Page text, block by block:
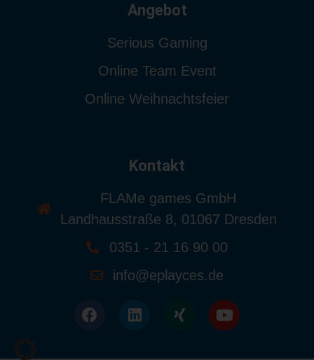
Kontakt
FLAMe games GmbH
Landhausstraße 8, 01067 Dresden
0351 - 21 16 90 00
info@eplayces.de
Angebot
Serious Gaming
Online Team Event
Online Weihnachtsfeier